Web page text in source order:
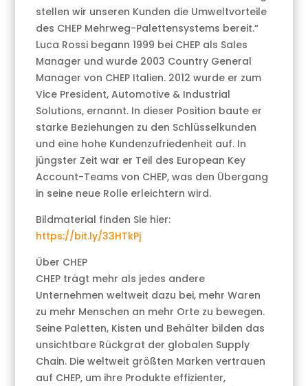
stellen wir unseren Kunden die Umweltvorteile
des CHEP Mehrweg-Palettensystems bereit.“
Luca Rossi begann 1999 bei CHEP als Sales
Manager und wurde 2003 Country General
Manager von CHEP Italien. 2012 wurde er zum
Vice President, Automotive & Industrial
Solutions, ernannt. In dieser Position baute er
starke Beziehungen zu den Schlüsselkunden
und eine hohe Kundenzufriedenheit auf. In
jüngster Zeit war er Teil des European Key
Account-Teams von CHEP, was den Übergang
in seine neue Rolle erleichtern wird.
Bildmaterial finden Sie hier:
https://bit.ly/33HTkPj
Über CHEP
CHEP trägt mehr als jedes andere
Unternehmen weltweit dazu bei, mehr Waren
zu mehr Menschen an mehr Orte zu bewegen.
Seine Paletten, Kisten und Behälter bilden das
unsichtbare Rückgrat der globalen Supply
Chain. Die weltweit größten Marken vertrauen
auf CHEP, um ihre Produkte effizienter,